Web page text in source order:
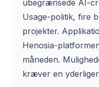
ubegrænsede AI-
Usage-politik, fire
projekter.
Henosia-
måneden.
kræver en